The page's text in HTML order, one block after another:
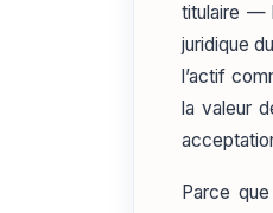
titulaire —
juridique
l’actif
la valeur
Parce que